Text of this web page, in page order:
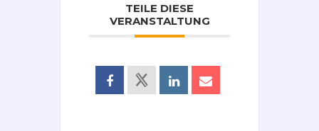
TEILE DIESE
VERANSTALTUNG